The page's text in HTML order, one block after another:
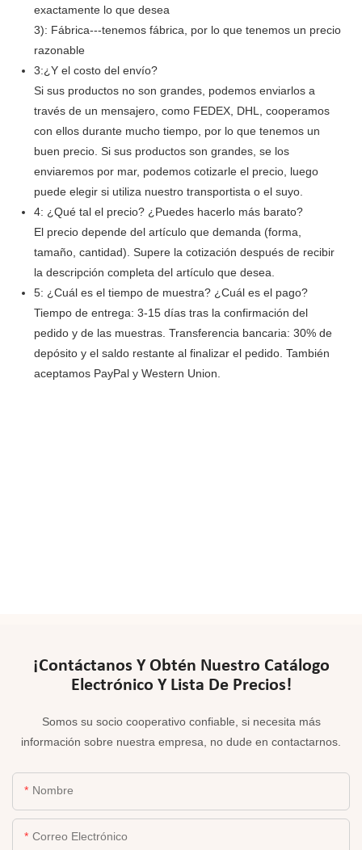
exactamente lo que desea
3): Fábrica---tenemos fábrica, por lo que tenemos un precio
razonable
3:¿Y el costo del envío?
Si sus productos no son grandes, podemos enviarlos a
través de un mensajero, como FEDEX, DHL, cooperamos
con ellos durante mucho tiempo, por lo que tenemos un
buen precio. Si sus productos son grandes, se los
enviaremos por mar, podemos cotizarle el precio, luego
puede elegir si utiliza nuestro transportista o el suyo.
4: ¿Qué tal el precio? ¿Puedes hacerlo más barato?
El precio depende del artículo que demanda (forma,
tamaño, cantidad). Supere la cotización después de recibir
la descripción completa del artículo que desea.
5: ¿Cuál es el tiempo de muestra? ¿Cuál es el pago?
Tiempo de entrega: 3-15 días tras la confirmación del
pedido y de las muestras. Transferencia bancaria: 30% de
depósito y el saldo restante al finalizar el pedido. También
aceptamos PayPal y Western Union.
¡Contáctanos Y Obtén Nuestro Catálogo
Electrónico Y Lista De Precios!
Somos su socio cooperativo confiable, si necesita más
información sobre nuestra empresa, no dude en contactarnos.
Nombre
Correo Electrónico